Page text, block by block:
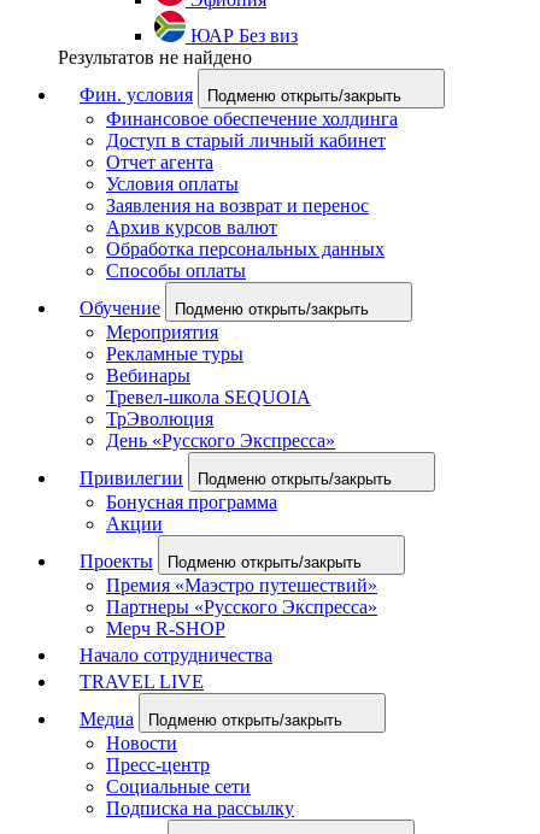
ЮАР Без виз
Результатов не найдено
Фин. условия
Подменю открыть/закрыть
Финансовое обеспечение холдинга
Доступ в старый личный кабинет
Отчет агента
Условия оплаты
Заявления на возврат и перенос
Архив курсов валют
Обработка персональных данных
Способы оплаты
Обучение
Подменю открыть/закрыть
Мероприятия
Рекламные туры
Вебинары
Тревел-школа SEQUOIA
ТрЭволюция
День «Русского Экспресса»
Привилегии
Подменю открыть/закрыть
Бонусная программа
Акции
Проекты
Подменю открыть/закрыть
Премия «Маэстро путешествий»
Партнеры «Русского Экспресса»
Мерч R-SHOP
Начало сотрудничества
TRAVEL LIVE
Медиа
Подменю открыть/закрыть
Новости
Пресс-центр
Социальные сети
Подписка на рассылку